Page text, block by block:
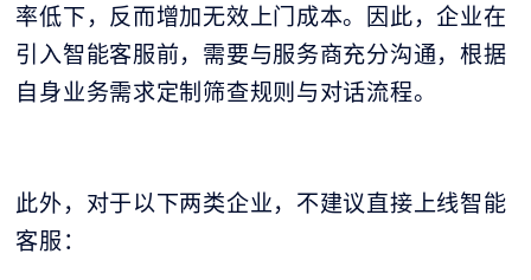
率低下，反而增加无效上门成本。因此，企业在
引入智能客服前，需要与服务商充分沟通，根据
自身业务需求定制筛查规则与对话流程。
此外，对于以下两类企业，不建议直接上线智能
客服：